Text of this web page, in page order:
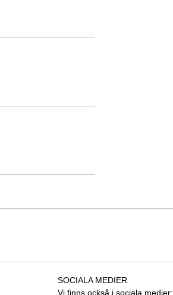
SOCIALA MEDIER
Vi finns också i sociala medier: